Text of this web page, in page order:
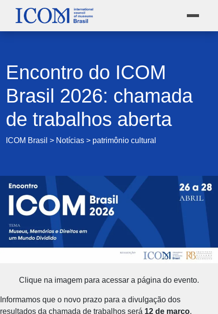
Encontro do ICOM
Brasil 2026: chamada
de trabalhos aberta
ICOM Brasil > Notícias > patrimônio cultural
Clique na imagem para acessar a página do evento.
Informamos que o novo prazo para a divulgação dos
resultados da chamada de trabalhos será 12 de março.